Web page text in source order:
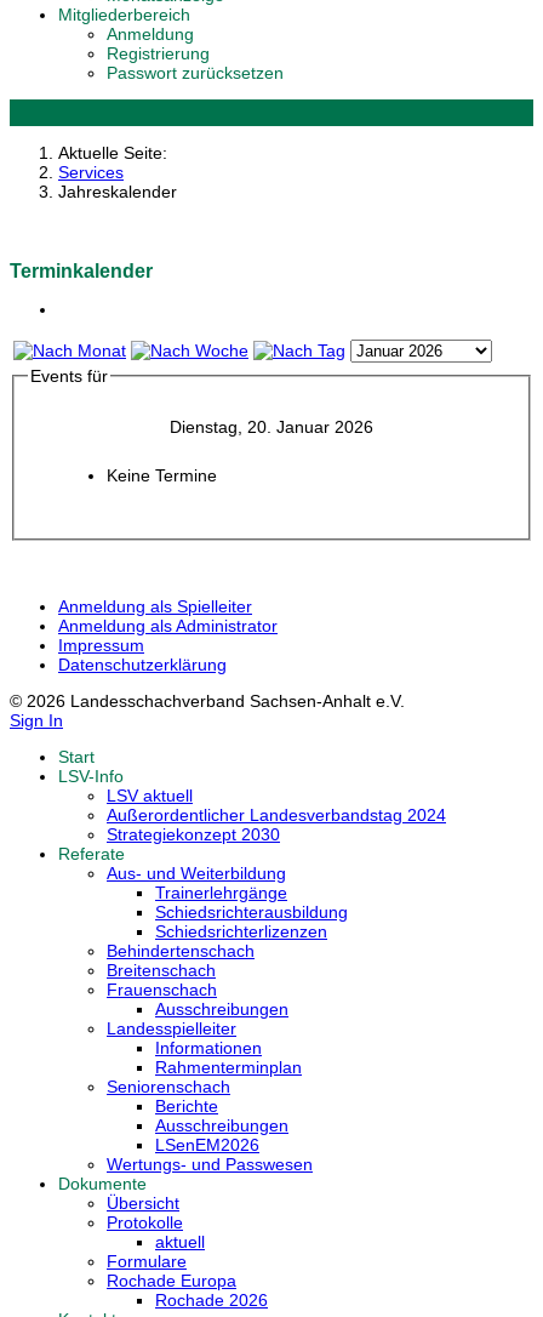
Mitgliederbereich
Anmeldung
Registrierung
Passwort zurücksetzen
Aktuelle Seite:
Services
Jahreskalender
Terminkalender
Events für
Dienstag, 20. Januar 2026
Keine Termine
Anmeldung als Spielleiter
Anmeldung als Administrator
Impressum
Datenschutzerklärung
© 2026 Landesschachverband Sachsen-Anhalt e.V.
Sign In
Start
LSV-Info
LSV aktuell
Außerordentlicher Landesverbandstag 2024
Strategiekonzept 2030
Referate
Aus- und Weiterbildung
Trainerlehrgänge
Schiedsrichterausbildung
Schiedsrichterlizenzen
Behindertenschach
Breitenschach
Frauenschach
Ausschreibungen
Landesspielleiter
Informationen
Rahmenterminplan
Seniorenschach
Berichte
Ausschreibungen
LSenEM2026
Wertungs- und Passwesen
Dokumente
Übersicht
Protokolle
aktuell
Formulare
Rochade Europa
Rochade 2026